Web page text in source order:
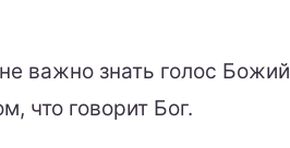
важно знать голос Божий
что говорит Бог.